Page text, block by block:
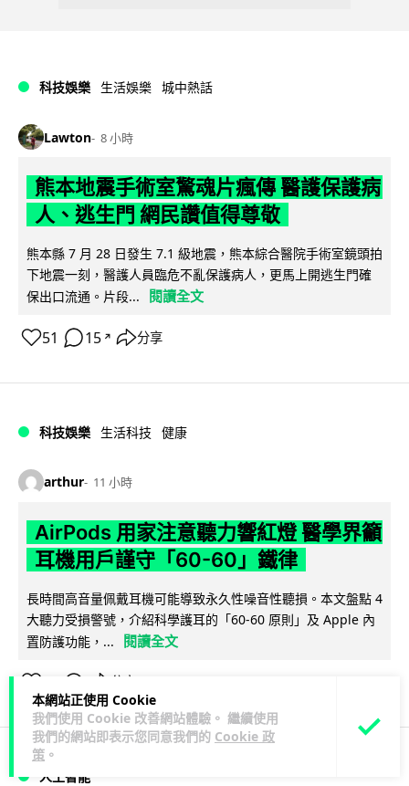
本網站正使用 Cookie
我們使用 Cookie 改善網站體驗。 繼續使用
我們的網站即表示您同意我們的 Cookie 政
策 。
科技娛樂 生活娛樂 城中熱話
Lawton 8 小時
熊本地震手術室驚魂片瘋傳 醫護保護病
人、逃生門 網民讚值得尊敬
熊本縣 7 月 28 日發生 7.1 級地震，熊本綜合醫院手術室鏡頭拍
下地震一刻，醫護人員臨危不亂保護病人，更馬上開逃生門確
保出口流通。片段...
閱讀全文
51 15 ↗ 分享
科技娛樂 生活科技 健康
arthur 11 小時
AirPods 用家注意聽力響紅燈 醫學界籲
耳機用戶謹守「60-60」鐵律
長時間高音量佩戴耳機可能導致永久性噪音性聽損。本文盤點 4
大聽力受損警號，介紹科學護耳的「60-60 原則」及 Apple 內
置防護功能，...
閱讀全文
分享
人工智能